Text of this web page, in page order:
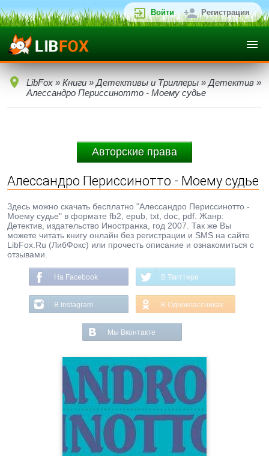
Войти Регистрация
LibFox » Книги » Детективы и Триллеры » Детектив »
Алессандро Периссинотто - Моему судье
Авторские права
Алессандро Периссинотто - Моему судье
Здесь можно скачать бесплатно "Алессандро Периссинотто -
Моему судье" в формате fb2, epub, txt, doc, pdf. Жанр:
Детектив, издательство Иностранка, год 2007. Так же Вы
можете читать книгу онлайн без регистрации и SMS на сайте
LibFox.Ru (ЛибФокс) или прочесть описание и ознакомиться с
отзывами.
На Facebook В Твиттере
В Instagram В Одноклассниках
Мы Вконтакте